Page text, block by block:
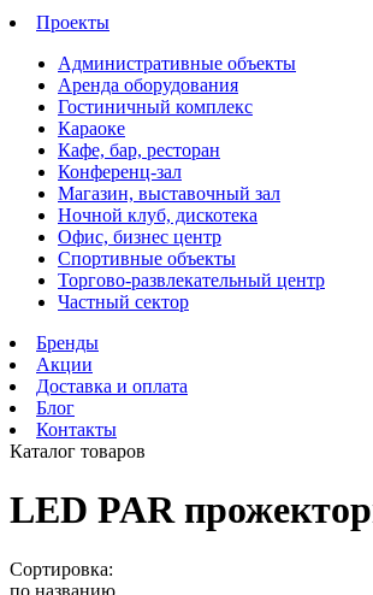
Проекты
Административные объекты
Аренда оборудования
Гостиничный комплекс
Караоке
Кафе, бар, ресторан
Конференц-зал
Магазин, выставочный зал
Ночной клуб, дискотека
Офис, бизнес центр
Спортивные объекты
Торгово-развлекательный центр
Частный сектор
Бренды
Акции
Доставка и оплата
Блог
Контакты
Каталог товаров
LED PAR
Сортировка:
по названию